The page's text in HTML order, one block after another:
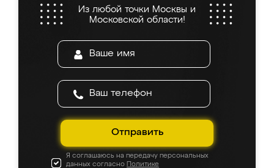
Из любой точки Москвы и
Московской области!
Отправить
Я соглашаюсь на передачу персональных
данных согласно Политике